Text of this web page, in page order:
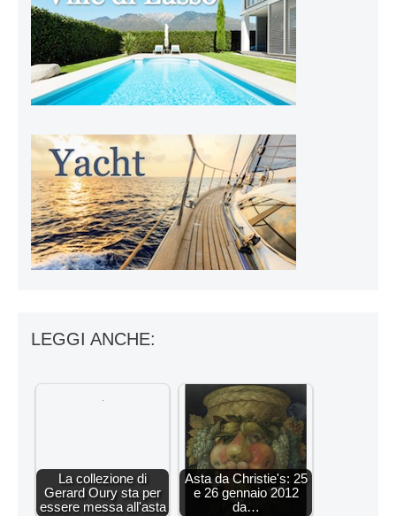
LEGGI ANCHE:
La collezione di
Gerard Oury sta per
essere messa all'asta
Asta da Christie's: 25
e 26 gennaio 2012
da…